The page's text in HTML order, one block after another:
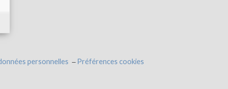
personnelles Préférences cookies